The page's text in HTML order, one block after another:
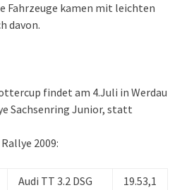
Fahrzeuge kamen mit leichten
davon.
findet am 4.Juli in Werdau
Sachsenring Junior, statt
2009:
Audi TT 3.2 DSG
19.53,1